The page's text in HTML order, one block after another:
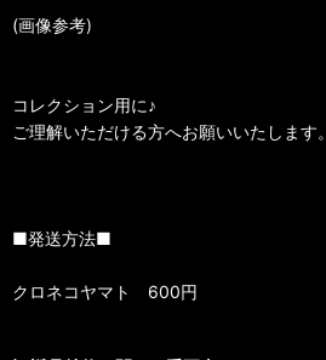
(画像参考)
コレクション用に♪
ご理解いただける方へお願いいたします。
■発送方法■
クロネコヤマト 600円